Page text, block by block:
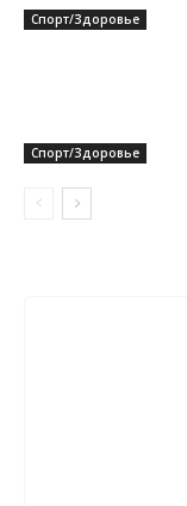
Спорт/Здоровье
Спорт/Здоровье